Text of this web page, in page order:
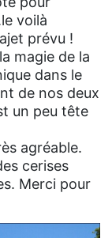
voilà
prévu !
magie de la
dans le
de nos deux
un peu tête
agréable.
cerises
Merci pour